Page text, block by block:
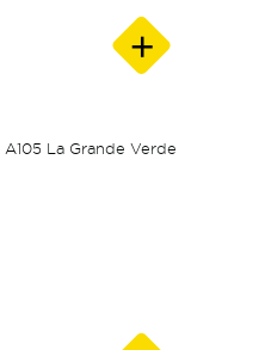
A105 La Grande Verde